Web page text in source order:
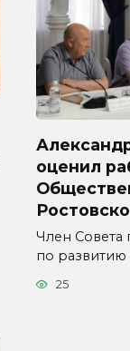
оценил
Член
по развитию
25